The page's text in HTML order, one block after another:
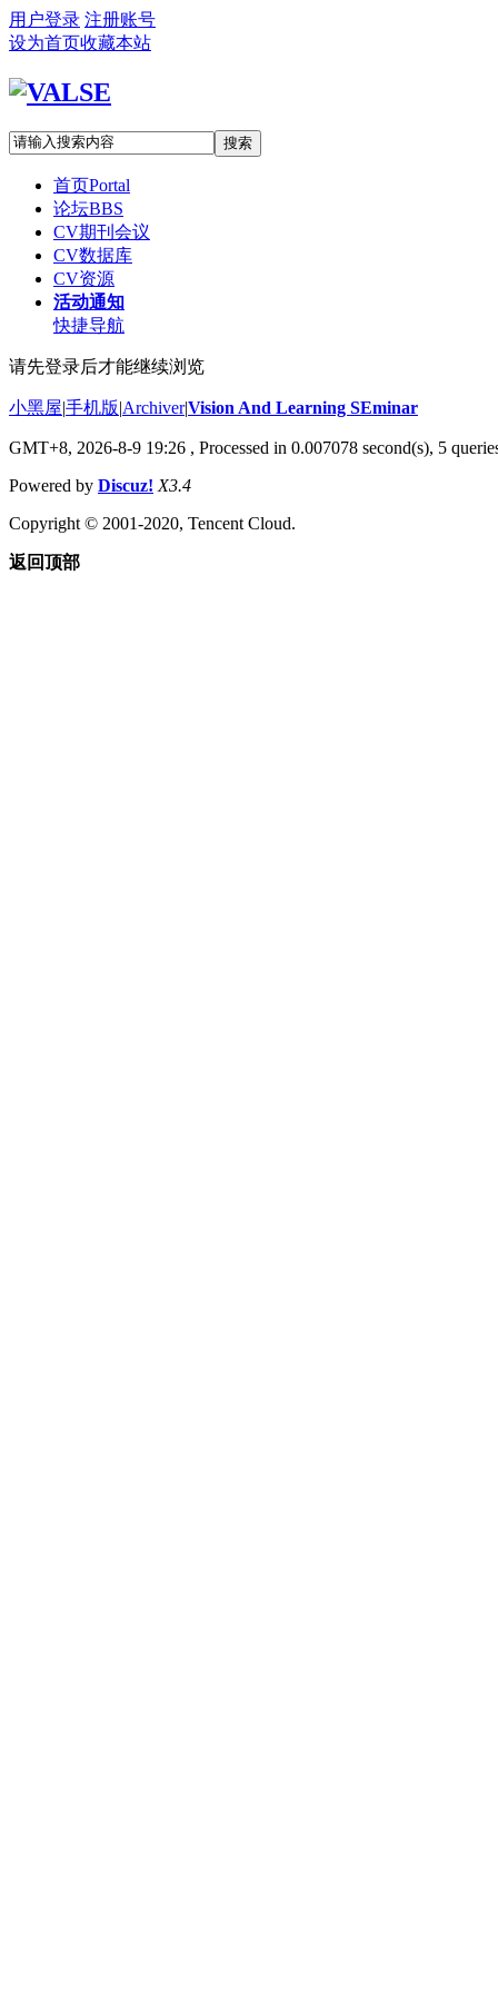
用户登录 注册账号
设为首页收藏本站
搜索
首页Portal
论坛BBS
CV期刊会议
CV数据库
CV资源
活动通知
快捷导航
请先登录后才能继续浏览
小黑屋|手机版|Archiver|Vision And Learning SEminar
GMT+8, 2026-8-9 19:26 , Processed in 0.007078 second(s), 5
Powered by Discuz! X3.4
Copyright © 2001-2020, Tencent Cloud.
返回顶部